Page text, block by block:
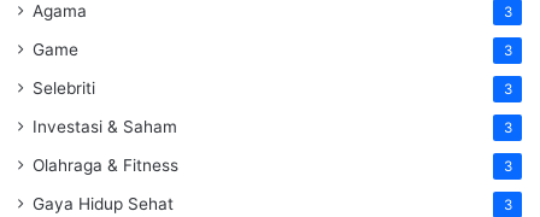
Agama 3
Game 3
Selebriti 3
Investasi & Saham 3
Olahraga & Fitness 3
Gaya Hidup Sehat 3